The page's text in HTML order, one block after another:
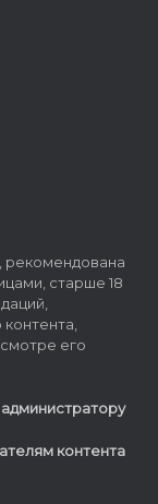
рекомендована
старше 18
его
контента